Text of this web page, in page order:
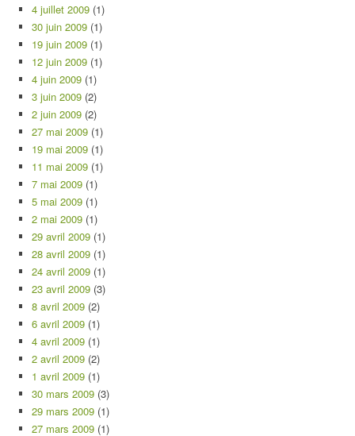
4 juillet 2009 (1)
30 juin 2009 (1)
19 juin 2009 (1)
12 juin 2009 (1)
4 juin 2009 (1)
3 juin 2009 (2)
2 juin 2009 (2)
27 mai 2009 (1)
19 mai 2009 (1)
11 mai 2009 (1)
7 mai 2009 (1)
5 mai 2009 (1)
2 mai 2009 (1)
29 avril 2009 (1)
28 avril 2009 (1)
24 avril 2009 (1)
23 avril 2009 (3)
8 avril 2009 (2)
6 avril 2009 (1)
4 avril 2009 (1)
2 avril 2009 (2)
1 avril 2009 (1)
30 mars 2009 (3)
29 mars 2009 (1)
27 mars 2009 (1)